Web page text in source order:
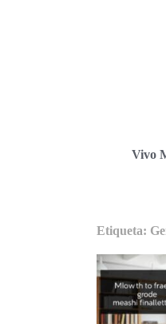
Vivo
Etiqueta: